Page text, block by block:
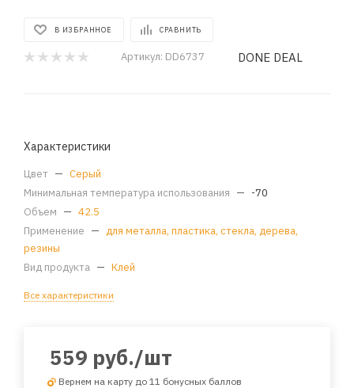
В ИЗБРАННОЕ СРАВНИТЬ
Артикул: DD6737 DONE DEAL
Характеристики
Цвет — Серый
Минимальная температура использования — -70
Объем — 42.5
Применение — для металла, пластика, стекла, дерева,
резины
Вид продукта — Клей
Все характеристики
559 руб./шт
Вернем на карту до 11 бонусных баллов